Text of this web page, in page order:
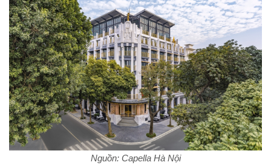
Nguồn: Capella Hà Nội